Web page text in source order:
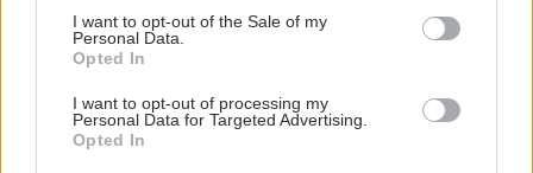
consent section.
I want to opt-out of the Sale of my
Personal Data.
Opted In
I want to opt-out of processing my
Personal Data for Targeted Advertising.
Opted In